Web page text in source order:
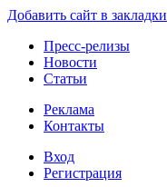
Добавить сайт в закладки
Пресс-релизы
Новости
Статьи
Реклама
Контакты
Вход
Регистрация